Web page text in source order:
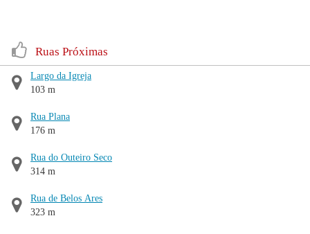
Ruas Próximas
Largo da Igreja
103 m
Rua Plana
176 m
Rua do Outeiro Seco
314 m
Rua de Belos Ares
323 m